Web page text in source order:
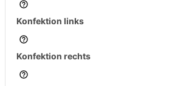
Konfektion links
Konfektion rechts